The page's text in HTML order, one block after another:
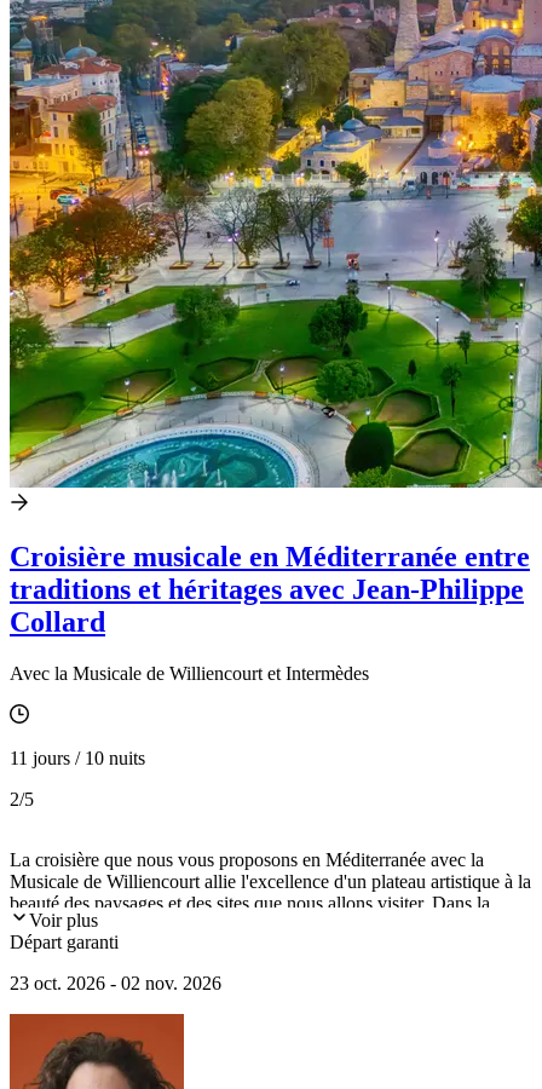
Croisière musicale en Méditerranée entre
traditions et héritages avec Jean-Philippe
Collard
Avec la Musicale de Williencourt et Intermèdes
11 jours / 10 nuits
2/5
La croisière que nous vous proposons en Méditerranée avec la
Musicale de Williencourt allie l'excellence d'un plateau artistique à la
beauté des paysages et des sites que nous allons visiter. Dans la
grande tradition artistique, les musiciens évoqueront devant vous le
souvenir de leurs maîtres et leur passion pour transmettre leur Art à
concerts dans des sites spécialement privatisés pour vous et lors de
répétitions publiques à bord, de causeries décontractées et de
discussions sincères. Animés par leur passion, ils vous feront vivre
"la vie d'artiste" alors que chaque escale invite au voyage.
Bienvenue à cette épopée artistique et maritime !
Voir plus
Départ garanti
23 oct. 2026 - 02 nov. 2026